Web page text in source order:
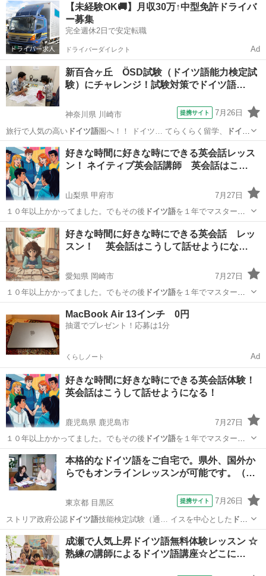
アルファベット
【未経験OK🚚】月収30万↑中型免許ドライバ
ー募集
完全週休2日で安定転職
ドライバーダイレクト Ad
新百合ヶ丘 ÖSD試験（ドイツ語能力検定試
験）にチャレンジ！試験対策でドイツ語…
神奈川県 川崎市 提携サイト 7月26日
旅行で人気の高いドイツ語圏へ！！ ドイツ… てらくらく留学、
ドイツ
語圏の生活にも自信… ★本校の校長自らドイツ語を楽しく教えてく…
験豊富な講師からドイツ語圏のみならず、ヨ…
神奈川 川崎市 イタリア語
好きな時間に好きな時にできる英会話レッス
ン！ ネイティブ英会話講師 英会話はこ…
山梨県 甲府市
7月27日
１０年以上かかってました。でもその後 ドイツ語を１年でマスターで
きた時にわかったん…
山梨 甲府市 英語
好きな時間に好きな時にできる英会話 レッ
スン！ 英会話はこうして話せようにな…
愛知県 岡崎市
7月27日
１０年以上かかってました。でもその後 ドイツ語を１年でマスターで
きた時にわかったん…
岡崎市 英会話 ネイティブ
MacBook Air 13インチ 0円
抽選でプレゼント！応募は1分
くらしノート Ad
好きな時間に好きな時にできる英会話体験！
英会話はこうして話せようになる！
鹿児島県 鹿児島市
7月27日
１０年以上かかってました。でもその後 ドイツ語を１年でマスターで
きた時にわかったん…
鹿児島 鹿児島市 英語 ネイティブ
本格的なドイツ語をご自宅で。県外、国外か
らでもオンラインレッスンが可能です。（…
東京都 目黒区 提携サイト 7月26日
ストリア政府公認ドイツ語技能検定試験（通… イスを中心とした ドイ
ツ語圏での国際的なド… 明に使えます。ドイツ語圏への就職や転勤…
、 またその後の
ドイツ語での生活にもしっ… で終わらせない”ドイツ
語がご自宅からお手…
東京 目黒区 イタリア語
成瀬で人気上昇ドイツ語無料体験レッスン ☆
熟練の講師によるドイツ語講座☆どこに…